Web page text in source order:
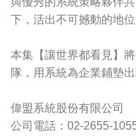
下，活出不可撼動的地位
本集【讓世界都看見】
隊，用系統為企業鋪墊出
偉盟系統股份有限公司
公司電話：02-2655-